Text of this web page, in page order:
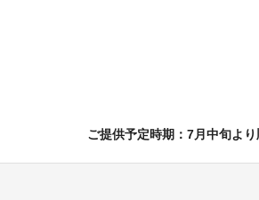
ご提供予定時期：7月中旬よ